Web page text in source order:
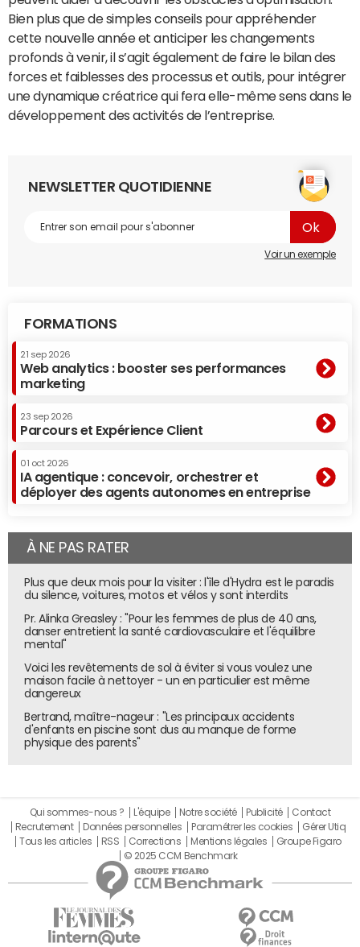
Bien plus que de simples conseils pour appréhender
cette nouvelle année et anticiper les changements
profonds à venir, il s’agit également de faire le bilan des
forces et faiblesses des processus et outils, pour intégrer
une dynamique créatrice qui fera elle-même sens dans le
développement des activités de l’entreprise.
NEWSLETTER QUOTIDIENNE
Voir un exemple
FORMATIONS
21 sep 2026
Web analytics : booster ses performances
marketing
23 sep 2026
Parcours et Expérience Client
01 oct 2026
IA agentique : concevoir, orchestrer et
déployer des agents autonomes en entreprise
À NE PAS RATER
Plus que deux mois pour la visiter : l'île d'Hydra est le paradis
du silence, voitures, motos et vélos y sont interdits
Pr. Alinka Greasley : "Pour les femmes de plus de 40 ans,
danser entretient la santé cardiovasculaire et l'équilibre
mental"
Voici les revêtements de sol à éviter si vous voulez une
maison facile à nettoyer - un en particulier est même
dangereux
Bertrand, maître-nageur : "Les principaux accidents
d'enfants en piscine sont dus au manque de forme
physique des parents"
Qui sommes-nous ? L'équipe Notre société Publicité
Contact
Recrutement
Données personnelles Paramétrer les cookies
Gérer Utiq
Tous les articles
RSS Corrections Mentions légales
Groupe Figaro
© 2025 CCM Benchmark